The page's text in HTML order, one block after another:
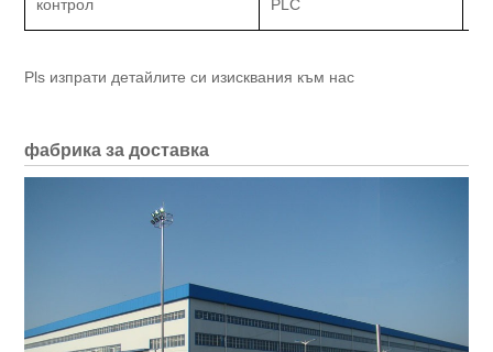
контрол PLC
Pls изпрати детайлите си изисквания към нас
фабрика за доставка